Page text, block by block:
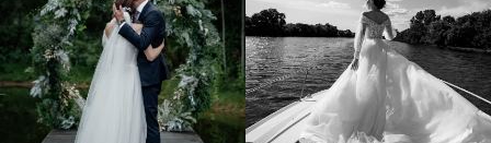
Все права защищены
Перепечатка и цитирование материалов запрещены
Политика конфиденциальности
Реквизиты
Свадьба на теплоходе
Аренда декора
Портфолио
Отзывы